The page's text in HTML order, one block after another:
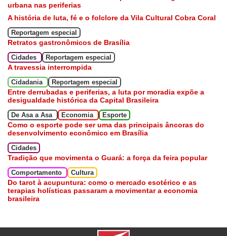
urbana nas periferias
A história de luta, fé e o folclore da Vila Cultural Cobra Coral
Reportagem especial
Retratos gastronômicos de Brasília
Cidades Reportagem especial
A travessia interrompida
Cidadania Reportagem especial
Entre derrubadas e periferias, a luta por moradia expõe a
desigualdade histórica da Capital Brasileira
De Asa a Asa Economia Esporte
Como o esporte pode ser uma das principais âncoras do
desenvolvimento econômico em Brasília
Cidades
Tradição que movimenta o Guará: a força da feira popular
Comportamento Cultura
Do tarot à acupuntura: como o mercado esotérico e as
terapias holísticas passaram a movimentar a economia
brasileira